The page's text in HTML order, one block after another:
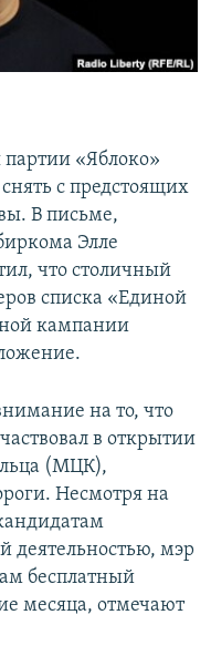
партии «Яблоко»
с предстоящих
В письме,
Элле
что столичный
списка «Единой
кампании
на то, что
в открытии
(МЦК),
Несмотря на
деятельностью, мэр
бесплатный
месяца, отмечают